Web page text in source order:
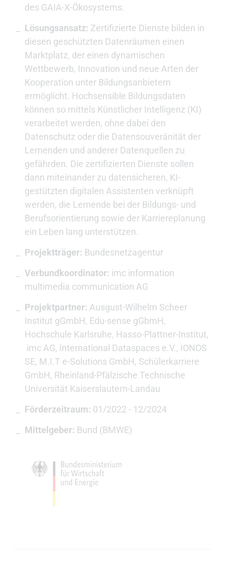
des GAIA-X-Ökosystems.
Lösungsansatz: Zertifizierte Dienste bilden in
diesen geschützten Datenräumen einen
Marktplatz, der einen dynamischen
Wettbewerb, Innovation und neue Arten der
Kooperation unter Bildungsanbietern
ermöglicht. Hochsensible Bildungsdaten
können so mittels Künstlicher Intelligenz (KI)
verarbeitet werden, ohne dabei den
Datenschutz oder die Datensouveränität der
Lernenden und anderer Datenquellen zu
gefährden. Die zertifizierten Dienste sollen
dann miteinander zu datensicheren, KI-
gestützten digitalen Assistenten verknüpft
werden, die Lernende bei der Bildungs- und
Berufsorientierung sowie der Karriereplanung
ein Leben lang unterstützen.
Projektträger: Bundesnetzagentur
Verbundkoordinator: imc information
multimedia communication AG
Projektpartner: Ausgust-Wilhelm Scheer
Institut gGmbH, Edu-sense gGbmH,
Hochschule Karlsruhe, Hasso-Plattner-Institut,
imc AG, International Dataspaces e.V., IONOS
SE, M.I.T e-Solutions GmbH, Schülerkarriere
GmbH, Rheinland-Pfälzische Technische
Universität Kaiserslautern-Landau
Förderzeitraum: 01/2022 - 12/2024
Mittelgeber: Bund (BMWE)